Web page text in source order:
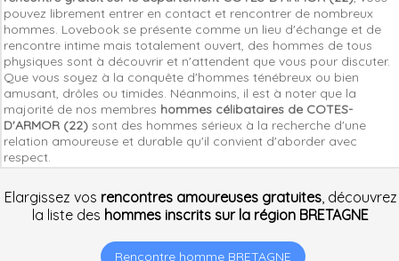
pouvez librement entrer en contact et rencontrer de nombreux
hommes. Lovebook se présente comme un lieu d'échange et de
rencontre intime mais totalement ouvert, des hommes de tous
physiques sont à découvrir et n'attendent que vous pour discuter.
Que vous soyez à la conquête d'hommes ténébreux ou bien
amusant, drôles ou timides. Néanmoins, il est à noter que la
majorité de nos membres hommes célibataires de COTES-
D'ARMOR (22) sont des hommes sérieux à la recherche d'une
relation amoureuse et durable qu'il convient d'aborder avec
respect.
Elargissez vos rencontres amoureuses gratuites, découvrez
la liste des hommes inscrits sur la région BRETAGNE
Rencontre homme BRETAGNE